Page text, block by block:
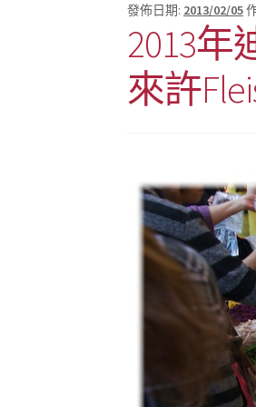
發佈日期: 2013/02/05
2013
來許